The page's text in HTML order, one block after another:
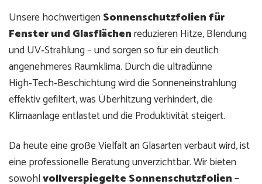
Unsere hochwertigen Sonnenschutzfolien für
Fenster und Glasflächenreduzieren Hitze, Blendung
und UV‑Strahlung – und sorgen so für ein deutlich
angenehmeres Raumklima. Durch die ultradünne
High‑Tech‑Beschichtung wird die Sonneneinstrahlung
effektiv gefiltert, was Überhitzung verhindert, die
Klimaanlage entlastet und die Produktivität steigert.
Da heute eine große Vielfalt an Glasarten verbaut wird, ist
eine professionelle Beratung unverzichtbar. Wir bieten
sowohlvollverspiegelte Sonnenschutzfolien–